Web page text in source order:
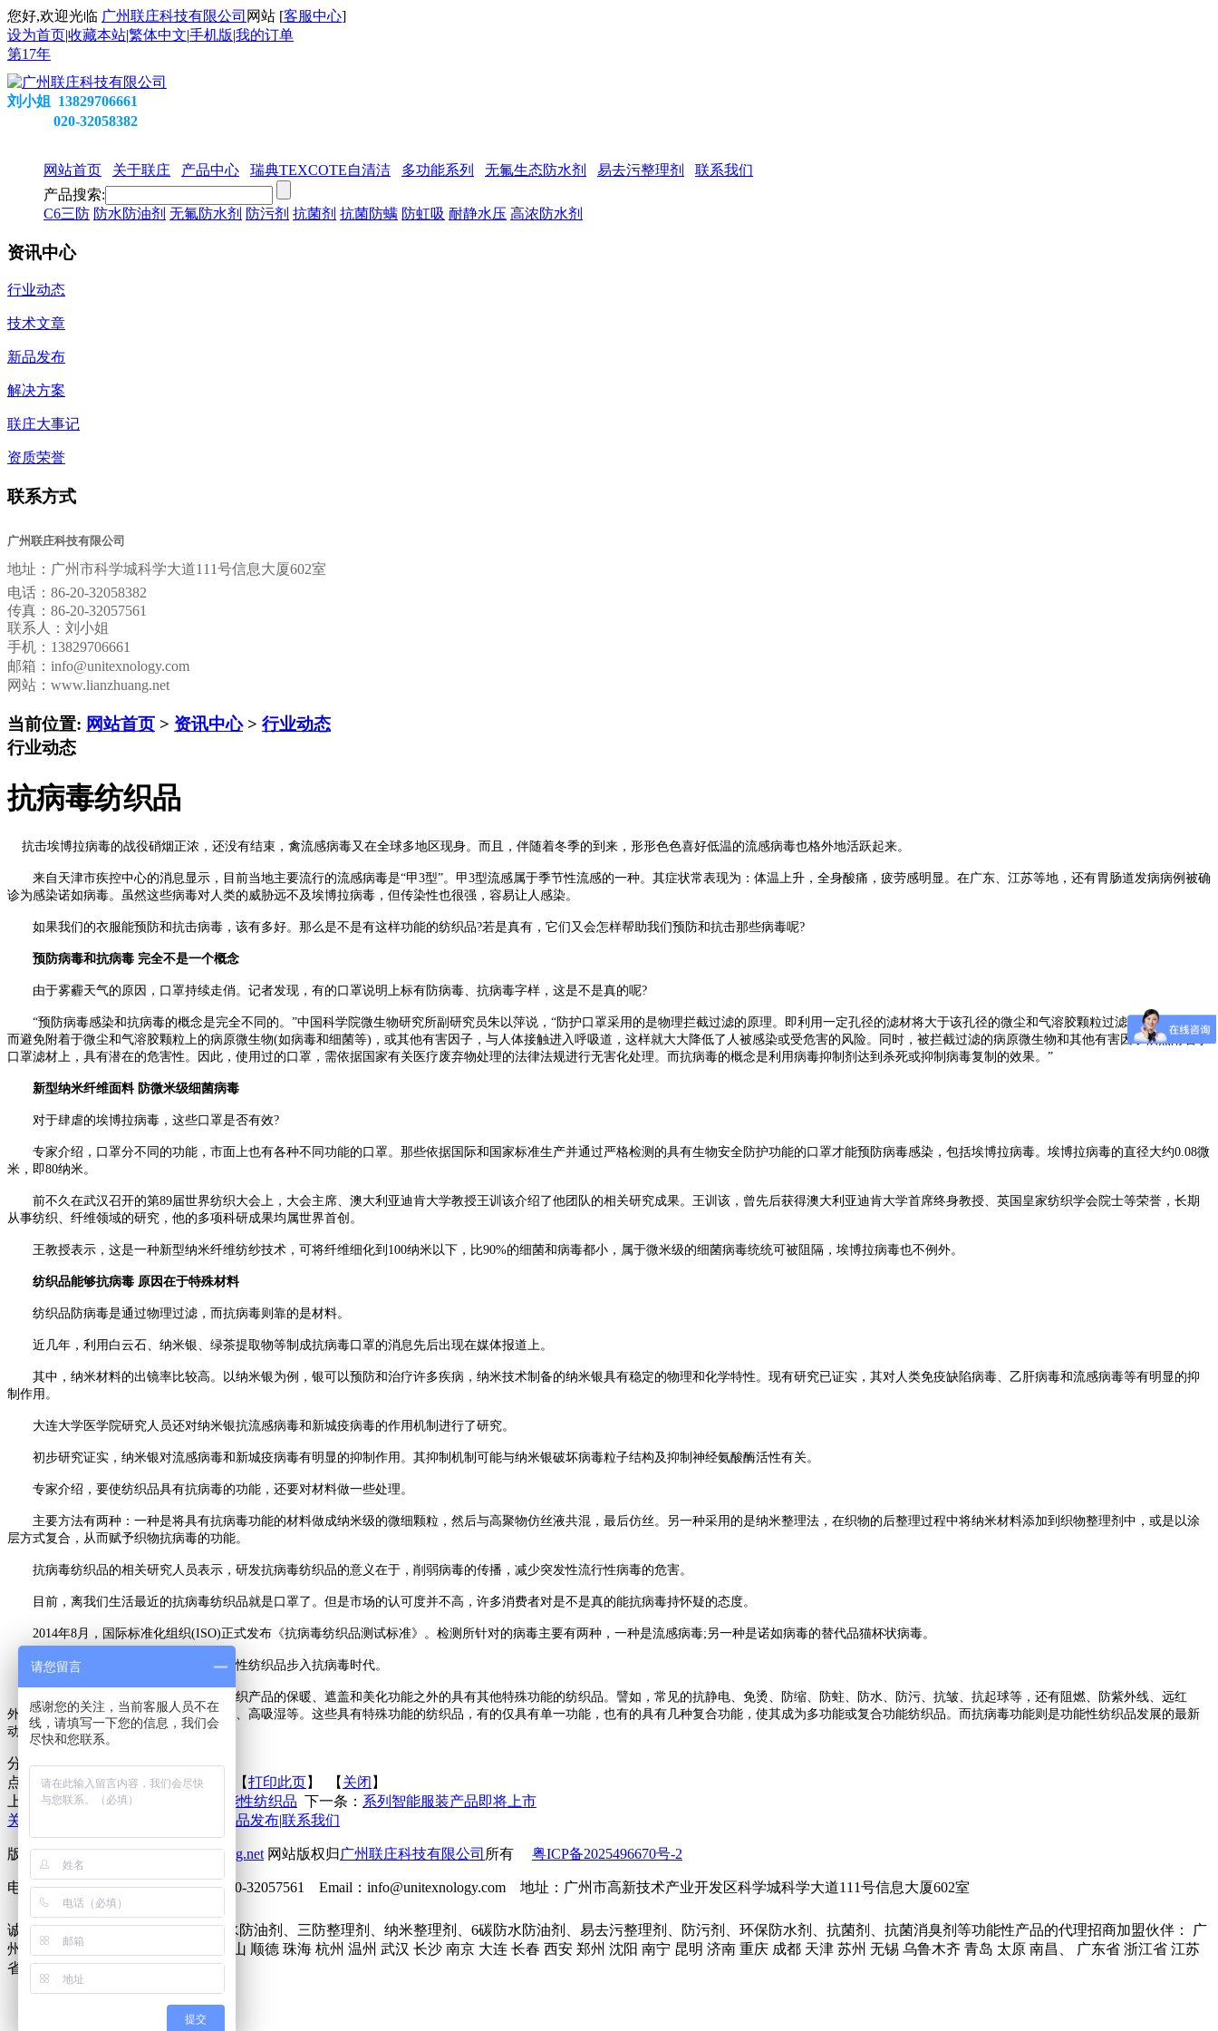
您好,欢迎光临 广州联庄科技有限公司 网站 [客服中心]
设为首页|收藏本站|繁体中文|手机版|我的订单
第17年
刘小姐 13829706661
020-32058382
网站首页 关于联庄 产品中心 瑞典TEXCOTE自清洁 多功能系列 无氟生态防水剂 易去污整理剂
联系我们
产品搜索:
C6三防 防水防油剂 无氟防水剂 防污剂 抗菌剂 抗菌防螨 防虹吸 耐静水压 高浓防水剂
资讯中心
行业动态
技术文章
新品发布
解决方案
联庄大事记
资质荣誉
联系方式
广州联庄科技有限公司
地址： 广州市科学城科学大道111号信息大厦602室
电话： 86-20-32058382
传真： 86-20-32057561
联系人：刘小姐
手机：13829706661
邮箱： info@unitexnology.com
网站：www.lianzhuang.net
当前位置: 网站首页 > 资讯中心> 行业动态
行业动态
抗病毒纺织品
抗击埃博拉病毒的战役硝烟正浓，还没有结束，禽流感病毒又在全球多地区现身。而且，伴随着冬季的到来，形形色色喜好低温的流感病毒也格外地活跃起来。
来自天津市疾控中心的消息显示，目前当地主要流行的流感病毒是“甲3型”。甲3型流感属于季节性流感的一种。其症状常表现为：体温上升，全身酸痛，疲劳感明显。在广东、江苏等地，还有胃肠道发病病例被确
诊为感染诺如病毒。虽然这些病毒对人类的威胁远不及埃博拉病毒，但传染性也很强，容易让人感染。
如果我们的衣服能预防和抗击病毒，该有多好。那么是不是有这样功能的纺织品?若是真有，它们又会怎样帮助我们预防和抗击那些病毒呢?
预防病毒和抗病毒 完全不是一个概念
由于雾霾天气的原因，口罩持续走俏。记者发现，有的口罩说明上标有防病毒、抗病毒字样，这是不是真的呢?
“预防病毒感染和抗病毒的概念是完全不同的。”中国科学院微生物研究所副研究员朱以萍说，“防护口罩采用的是物理拦截过滤的原理。即利用一定孔径的滤材将大于该孔径的微尘和气溶胶颗粒过滤拦截下来，从
而避免附着于微尘和气溶胶颗粒上的病原微生物(如病毒和细菌等)，或其他有害因子，与人体接触进入呼吸道，这样就大大降低了人被感染或受危害的风险。同时，被拦截过滤的病原微生物和其他有害因子依然附着于
口罩滤材上，具有潜在的危害性。因此，使用过的口罩，需依据国家有关医疗废弃物处理的法律法规进行无害化处理。而抗病毒的概念是利用病毒抑制剂达到杀死或抑制病毒复制的效果。”
新型纳米纤维面料 防微米级细菌病毒
对于肆虐的埃博拉病毒，这些口罩是否有效?
专家介绍，口罩分不同的功能，市面上也有各种不同功能的口罩。那些依据国际和国家标准生产并通过严格检测的具有生物安全防护功能的口罩才能预防病毒感染，包括埃博拉病毒。埃博拉病毒的直径大约0.08微
米，即80纳米。
前不久在武汉召开的第89届世界纺织大会上，大会主席、澳大利亚迪肯大学教授王训该介绍了他团队的相关研究成果。王训该，曾先后获得澳大利亚迪肯大学首席终身教授、英国皇家纺织学会院士等荣誉，长期
从事纺织、纤维领域的研究，他的多项科研成果均属世界首创。
王教授表示，这是一种新型纳米纤维纺纱技术，可将纤维细化到100纳米以下，比90%的细菌和病毒都小，属于微米级的细菌病毒统统可被阻隔，埃博拉病毒也不例外。
纺织品能够抗病毒 原因在于特殊材料
纺织品防病毒是通过物理过滤，而抗病毒则靠的是材料。
近几年，利用白云石、纳米银、绿茶提取物等制成抗病毒口罩的消息先后出现在媒体报道上。
其中，纳米材料的出镜率比较高。以纳米银为例，银可以预防和治疗许多疾病，纳米技术制备的纳米银具有稳定的物理和化学特性。现有研究已证实，其对人类免疫缺陷病毒、乙肝病毒和流感病毒等有明显的抑
制作用。
大连大学医学院研究人员还对纳米银抗流感病毒和新城疫病毒的作用机制进行了研究。
初步研究证实，纳米银对流感病毒和新城疫病毒有明显的抑制作用。其抑制机制可能与纳米银破坏病毒粒子结构及抑制神经氨酸酶活性有关。
专家介绍，要使纺织品具有抗病毒的功能，还要对材料做一些处理。
主要方法有两种：一种是将具有抗病毒功能的材料做成纳米级的微细颗粒，然后与高聚物仿丝液共混，最后仿丝。另一种采用的是纳米整理法，在织物的后整理过程中将纳米材料添加到织物整理剂中，或是以涂
层方式复合，从而赋予织物抗病毒的功能。
抗病毒纺织品的相关研究人员表示，研发抗病毒纺织品的意义在于，削弱病毒的传播，减少突发性流行性病毒的危害。
目前，离我们生活最近的抗病毒纺织品就是口罩了。但是市场的认可度并不高，许多消费者对是不是真的能抗病毒持怀疑的态度。
2014年8月，国际标准化组织(ISO)正式发布《抗病毒纺织品测试标准》。检测所针对的病毒主要有两种，一种是流感病毒;另一种是诺如病毒的替代品猫杯状病毒。
有媒体称，此标准的发布标志着功能性纺织品步入抗病毒时代。
功能性纺织品，通常是指超出常规纺织产品的保暖、遮盖和美化功能之外的具有其他特殊功能的纺织品。譬如，常见的抗静电、免烫、防缩、防蛀、防水、防污、抗皱、抗起球等，还有阻燃、防紫外线、远红
外、电磁屏蔽、抗菌消毒与防臭、防辐射、高吸湿等。这些具有特殊功能的纺织品，有的仅具有单一功能，也有的具有几种复合功能，使其成为多功能或复合功能纺织品。而抗病毒功能则是功能性纺织品发展的最新
动向。
分享到：
点击次数：更新时间：2014-12-31 【打印此页 】 【 关闭 】
上一条：2015年的潜力股：保健功能性纺织品 下一条： 系列智能服装产品即将上市
关于联庄
新品发布联系我们
版权所有 2013©http://www.lianzhuang.net网站版权归 广州联庄科技有限公司 所有 粤ICP备2025496670号-2
电话：86-20-32058382 传真：86-20-32057561 Email：info@unitexnology.com 地址：广州市高新技术产业开发区科学城科学大道111号信息大厦602室
诚征下列地区无氟防水剂、六碳防水防油剂、三防整理剂、纳米整理剂、6碳防水防油剂、易去污整理剂、防污剂、环保防水剂、抗菌剂、抗菌消臭剂等功能性产品的代理招商加盟伙伴： 广
州市 深圳市 北京 上海 东莞 佛山 中山 顺德 珠海 杭州 温州 武汉 长沙 南京 大连 长春 西安 郑州 沈阳 南宁 昆明 济南 重庆 成都 天津 苏州 无锡 乌鲁木齐 青岛 太原 南昌、 广东省 浙江省 江苏
省 香港 台湾 澳门 瑞典 美国 欧洲
请您留言
感谢您的关注，当前客服人员不在
线，请填写一下您的信息，我们会
尽快和您联系。
提交